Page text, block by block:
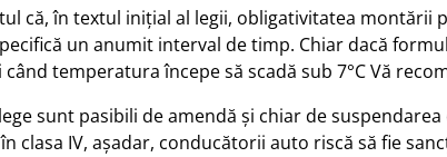
că, în textul inițial al legii, obligativitatea montării
un anumit interval de timp. Chiar dacă
temperatura începe să scadă sub 7°C Vă
sunt pasibili de amendă și chiar de
clasa IV, așadar, conducătorii auto riscă să fie